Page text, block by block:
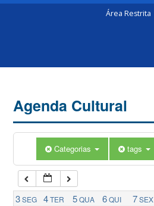
Área Restrita
Agenda Cultural
Categorias tags
3SEG 4TER 5QUA 6QUI 7SEX